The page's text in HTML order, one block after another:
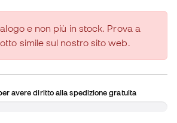
e non più in stock. Prova a
simile sul nostro sito web.
avere diritto alla spedizione gratuita